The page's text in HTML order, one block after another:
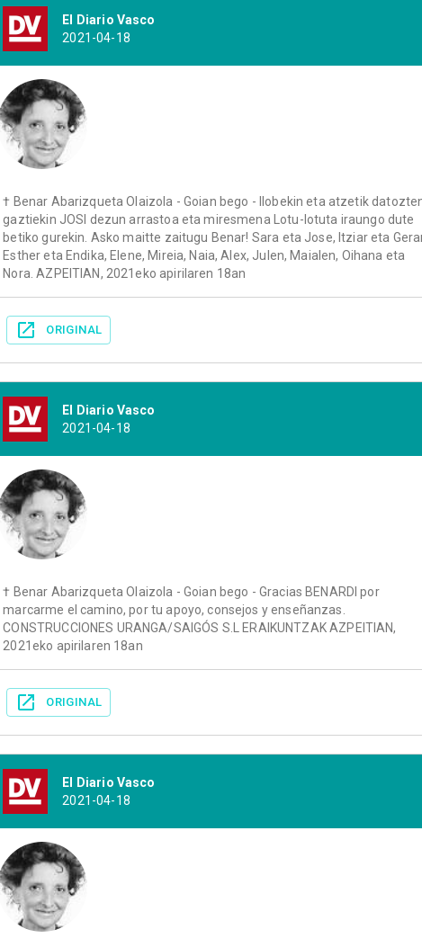
El Diario Vasco
2021-04-18
† Benar Abarizqueta Olaizola - Goian bego - Ilobekin eta atzetik
gaztiekin JOSI dezun arrastoa eta miresmena Lotu-lotuta iraungo dute
betiko gurekin. Asko maitte zaitugu Benar! Sara eta Jose, Itziar eta
Esther eta Endika, Elene, Mireia, Naia, Alex, Julen, Maialen, Oihana eta
Nora. AZPEITIAN, 2021eko apirilaren 18an
ORIGINAL
El Diario Vasco
2021-04-18
† Benar Abarizqueta Olaizola - Goian bego - Gracias BENARDI por
marcarme el camino, por tu apoyo, consejos y enseñanzas.
CONSTRUCCIONES URANGA/SAIGÓS S.L ERAIKUNTZAK AZPEITIAN,
2021eko apirilaren 18an
ORIGINAL
El Diario Vasco
2021-04-18